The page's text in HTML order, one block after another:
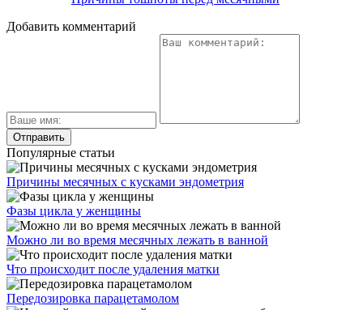
Добавить комментарий
Популярные статьи
Причины месячных с кусками эндометрия
Фазы цикла у женщины
Можно ли во время месячных лежать в ванной
Что происходит после удаления матки
Передозировка парацетамолом